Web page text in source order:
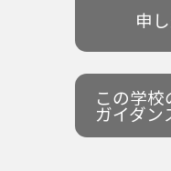
申
この学校
ガイダン